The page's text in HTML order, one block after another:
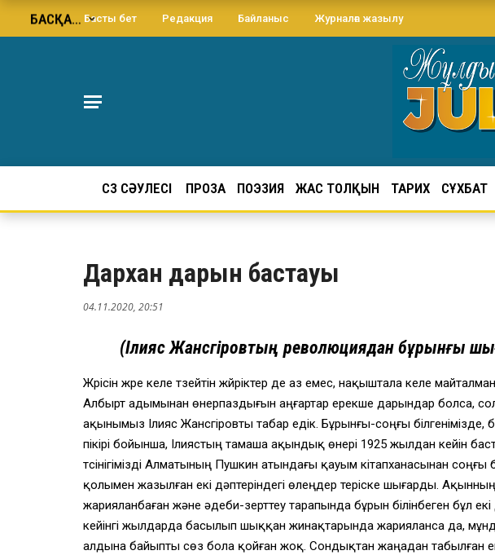
Басты бет Редакция Байланыс Журналға жазылу
СӨЗ СӘУЛЕСІ ПРОЗА ПОЭЗИЯ ЖАС ТОЛҚЫН ТАРИХ СҰХБАТ
БАСҚА…
Дархан дарын бастауы
04.11.2020, 20:51
(Ілияс Жансүгіровтың революциядан бұрынғы
Жүрісін жүре келе түзейтін жүйріктер де аз емес, нақыштала келе
Албырт адымынан өнерпаздығын аңғартар ерекше дарындар болса,
ақынымыз Ілияс Жансүгіровты табар едік. Бұрынғы-соңғы білгенімізде,
пікірі бойынша, Ілиястың тамаша ақындық өнері 1925 жылдан кейін
түсінігімізді Алматының Пушкин атындағы қауым кітапханасынан
қолымен жазылған екі дәптеріндегі өлеңдер теріске шығарды.
жарияланбаған және әдеби-зерттеу тарапында бұрын білінбеген бұл
кейінгі жылдарда басылып шыққан жинақтарында жарияланса да,
алдына байыпты сөз бола қойған жоқ. Сондықтан жаңадан табылған